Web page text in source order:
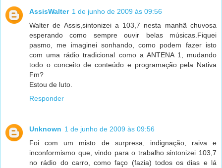
AssisWalter 1 de junho de 2009 às 09:56
Walter de Assis,sintonizei a 103,7 nesta manhã chuvosa
esperando como sempre ouvir belas músicas.Fiquei
pasmo, me imaginei sonhando, como podem fazer isto
com uma rádio tradicional como a ANTENA 1, mudando
todo o conceito de conteúdo e programação pela Nativa
Fm?
Estou de luto.
Responder
Unknown 1 de junho de 2009 às 09:56
Foi com um misto de surpresa, indignação, raiva e
inconformismo que, vindo para o trabalho sintonizei 103,7
no rádio do carro, como faço (fazia) todos os dias e lá